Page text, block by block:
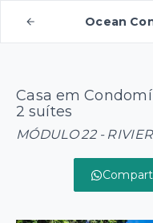
Ocean
Casa em
2 suítes
MÓDULO 22 -